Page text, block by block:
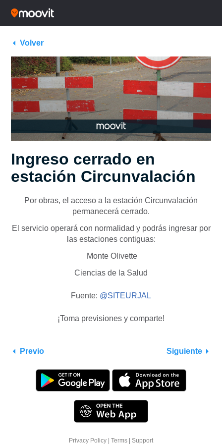
Volver
Ingreso cerrado en
estación Circunvalación
Por obras, el acceso a la estación Circunvalación
permanecerá cerrado.
El servicio operará con normalidad y podrás ingresar por
las estaciones contiguas:
Monte Olivette
Ciencias de la Salud
Fuente: @SITEURJAL
¡Toma previsiones y comparte!
Previo Siguiente
Privacy Policy Terms Support